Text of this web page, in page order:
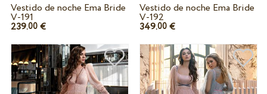
Vestido de noche Ema Bride
V-191
239.00€
Vestido de noche Ema Bride
V-192
349.00 €